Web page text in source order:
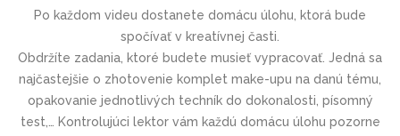
Po každom videu dostanete domácu úlohu, ktorá bude
spočívať v kreatívnej časti.
Obdržíte zadania, ktoré budete musieť vypracovať. Jedná sa
najčastejšie o zhotovenie komplet make-upu na danú tému,
opakovanie jednotlivých techník do dokonalosti, písomný
test,… Kontrolujúci lektor vám každú domácu úlohu pozorne